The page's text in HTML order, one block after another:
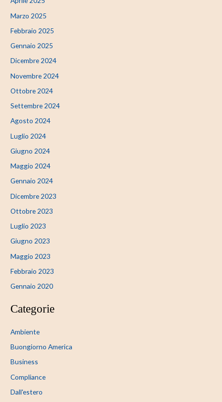
Marzo 2025
Febbraio 2025
Gennaio 2025
Dicembre 2024
Novembre 2024
Ottobre 2024
Settembre 2024
Agosto 2024
Luglio 2024
Giugno 2024
Maggio 2024
Gennaio 2024
Dicembre 2023
Ottobre 2023
Luglio 2023
Giugno 2023
Maggio 2023
Febbraio 2023
Gennaio 2020
Categorie
Ambiente
Buongiorno America
Business
Compliance
Dall'estero